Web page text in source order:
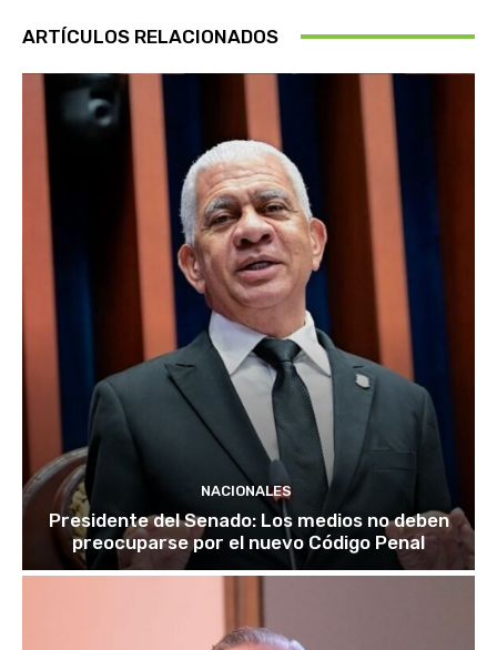
ARTÍCULOS RELACIONADOS
NACIONALES
Presidente del Senado: Los medios no deben
preocuparse por el nuevo Código Penal